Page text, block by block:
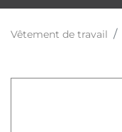
Vêtement de travail